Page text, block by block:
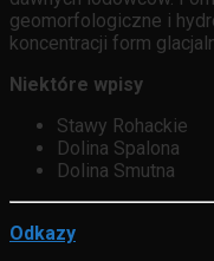
geomorfologiczne i
koncentracji form
Niektóre wpisy
Stawy Rohackie
Dolina Spalona
Dolina Smutna
Odkazy